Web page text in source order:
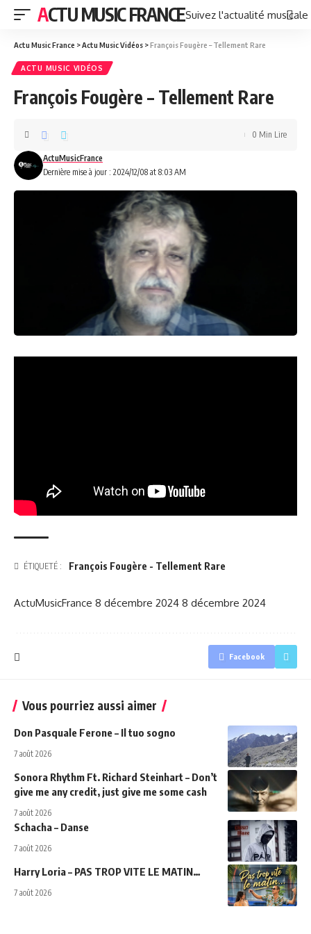
ACTU MUSIC FRANCESuivez l'actualité
Actu Music France >Actu Music Vidéos >François Fougère – Tellement Rare
ACTU MUSIC VIDÉOS
François Fougère – Tellement Rare
Dernière mise à jour : 2024/12/08 at 8:03 AM
ActuMusicFrance
0 Min Lire
ÉTIQUETÉ : François Fougère - Tellement Rare
ActuMusicFrance 8 décembre 2024 8 décembre 2024
Facebook
Vous pourriez aussi aimer
Don Pasquale Ferone – Il tuo sogno
7 août 2026
Sonora Rhythm Ft. Richard Steinhart – Don’t
give me any credit, just give me some cash
7 août 2026
Schacha – Danse
7 août 2026
Harry Loria – PAS TROP VITE LE MATIN…
7 août 2026